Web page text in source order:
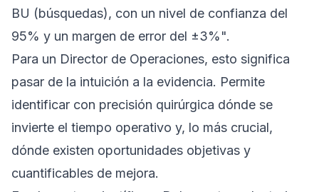
BU (búsquedas), con un nivel de confianza del
95% y un margen de error del ±3%".
Para un Director de Operaciones, esto significa
pasar de la intuición a la evidencia. Permite
identificar con precisión quirúrgica dónde se
invierte el tiempo operativo y, lo más crucial,
dónde existen oportunidades objetivas y
cuantificables de mejora.